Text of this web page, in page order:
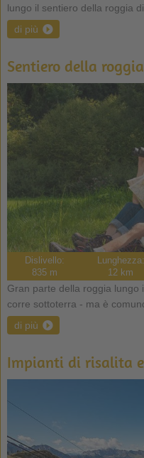
lungo il sentiero della roggia
di più
Sentiero della
Dislivello:
835 m
Lunghezza:
12 km
Gran parte della roggia lungo
corre sottoterra - ma è
di più
Impianti di risalita